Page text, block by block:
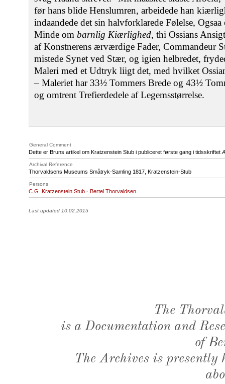
før hans blide Henslumren, arbeidede han
indaandede det sin halvforklarede Følelse,
Minde om barnlig Kiærlighed, thi Ossians
af Konstnerens ærværdige Fader, Commandeur
mistede Synet ved Stær, og igien helbredet,
Maleri med et Udtryk liigt det, med hvilket
– Maleriet har 33½ Tommers Brede og 43½
og omtrent Trefierdedele af Legemsstørrelse.
General Comment
Dette er Bruns artikel om Kratzenstein Stub i publiceret første gang i tidsskriftet
Archival Reference
Thorvaldsens Museums Småtryk-Samling 1817, Kratzenstein-Stub
Persons
C.G. Kratzenstein Stub · Bertel Thorvaldsen
Last updated 10.02.2015
The
is a Documentation and
of
The Archives is presently